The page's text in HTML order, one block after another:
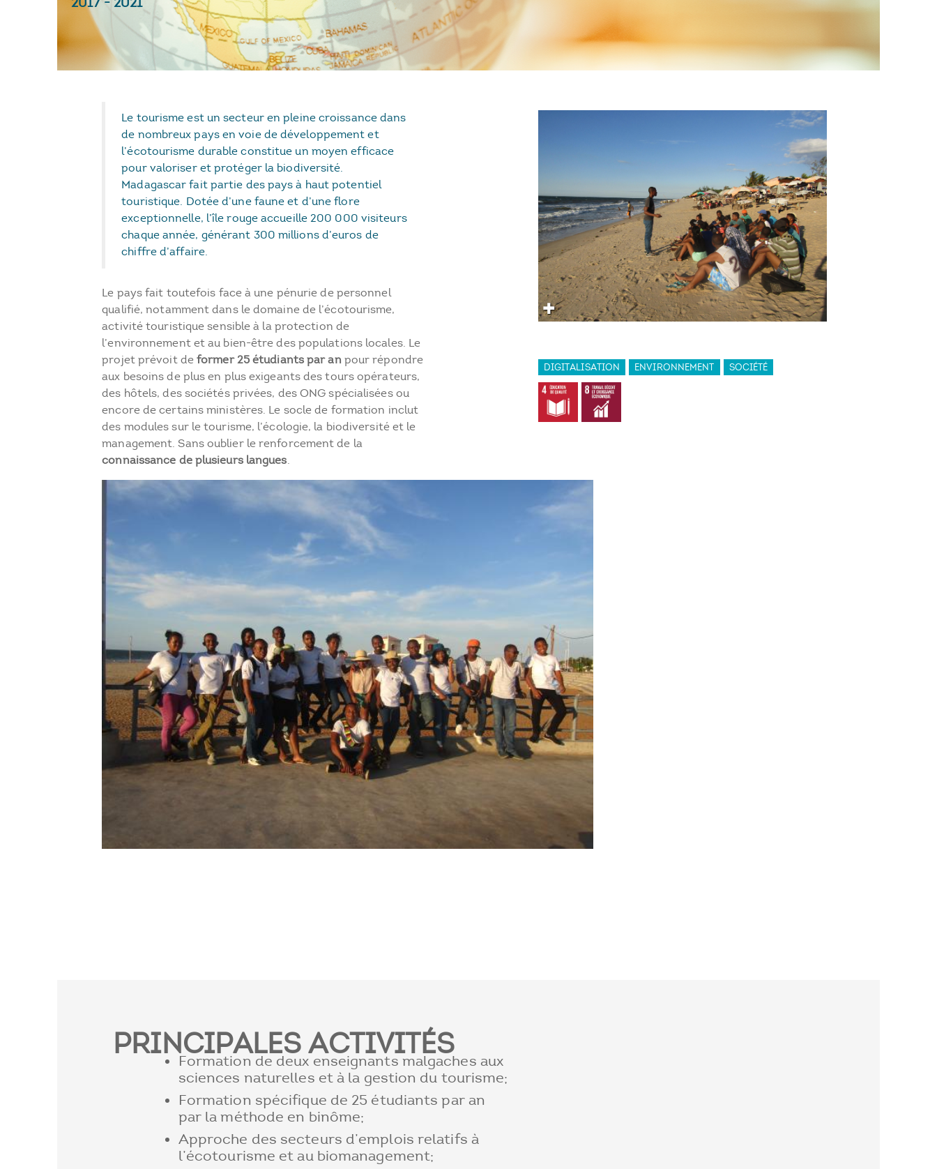
Le tourisme est un secteur en pleine croissance dans
de nombreux pays en voie de développement et
l’écotourisme durable constitue un moyen efficace
pour valoriser et protéger la biodiversité.
Madagascar fait partie des pays à haut potentiel
touristique. Dotée d’une faune et d’une flore
exceptionnelle, l’île rouge accueille 200 000 visiteurs
chaque année, générant 300 millions d’euros de
chiffre d’affaire.
Le pays fait toutefois face à une pénurie de personnel
qualifié, notamment dans le domaine de l’écotourisme,
activité touristique sensible à la protection de
l’environnement et au bien-être des populations locales. Le
projet prévoit deformer 25 étudiants par an pour répondre
aux besoins de plus en plus exigeants des tours opérateurs,
des hôtels, des sociétés privées, des ONG spécialisées ou
encore de certains ministères. Le socle de formation inclut
des modules sur le tourisme, l’écologie, la biodiversité et le
management. Sans oublier le renforcement de la
connaissance de plusieurs langues
DIGITALISATION ENVIRONNEMENT SOCIÉTÉ
PRINCIPALES ACTIVITÉS
Formation de deux enseignants malgaches aux
sciences naturelles et à la gestion du tourisme;
Formation spécifique de 25 étudiants par an
par la méthode en binôme;
Approche des secteurs d’emplois relatifs à
l’écotourisme et au biomanagement;